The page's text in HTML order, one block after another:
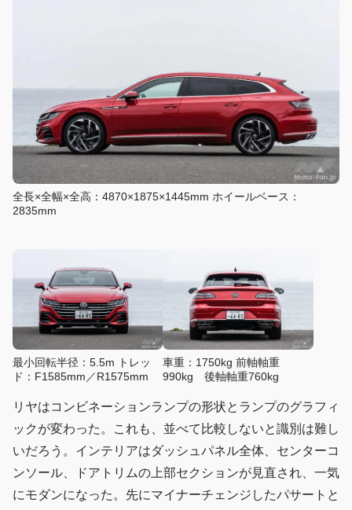
全長×全幅×全高：4870×1875×1445mm ホイールベース：
2835mm
最小回転半径：5.5m トレッ
ド：F1585mm／R1575mm
車重：1750kg 前軸軸重
990kg 後軸軸重760kg
リヤはコンビネーションランプの形状とランプのグラフィ
ックが変わった。これも、並べて比較しないと識別は難し
いだろう。インテリアはダッシュパネル全体、センターコ
ンソール、ドアトリムの上部セクションが見直され、一気
にモダンになった。先にマイナーチェンジしたパサートと